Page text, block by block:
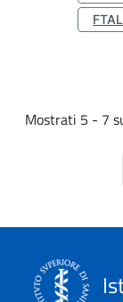
Mostrati 5 - 7